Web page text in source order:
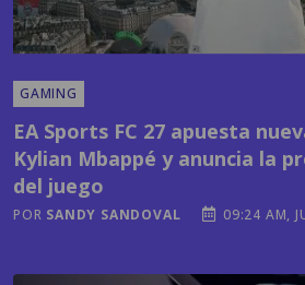
GAMING
Kylian Mbappé y anuncia la
del juego
PORSANDY SANDOVAL 09:24 AM,